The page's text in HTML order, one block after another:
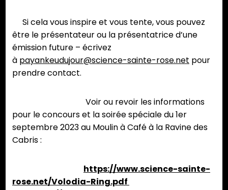
Si cela vous inspire et vous tente, vous pouvez
être le présentateur ou la présentatrice d’une
émission future – écrivez
à payankeudujour@science-sainte-rose.net pour
prendre contact.
Voir ou revoir les informations
pour le concours et la soirée spéciale du 1er
septembre 2023 au Moulin à Café à la Ravine des
Cabris :
https://www.science-sainte-
rose.net/Volodia-Ring.pdf